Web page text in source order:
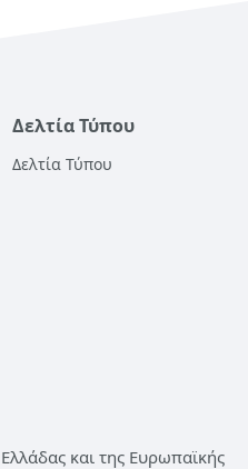
Δελτία Τύπου
Δελτία Τύπου
και της Ευρωπαϊκής